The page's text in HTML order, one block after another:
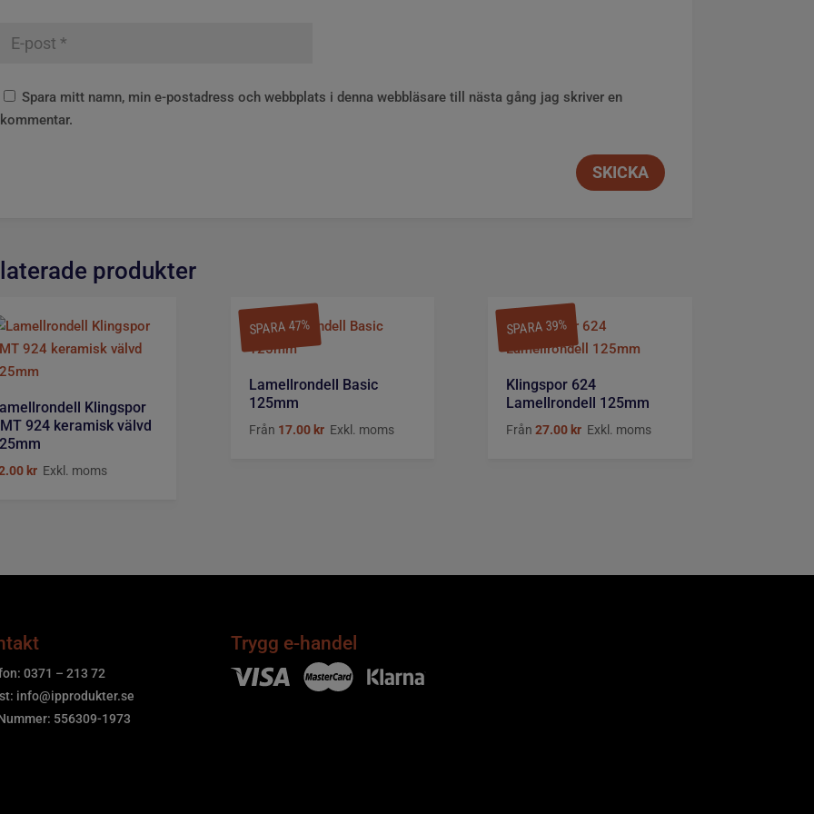
Spara mitt namn, min e-postadress och webbplats i denna webbläsare till nästa gång jag skriver en
kommentar.
produkter
Klingspor
924 keramisk välvd
krExkl. moms
SPARA 47%
Lamellrondell Basic
125mm
Från 17.00 krExkl. moms
SPARA 39%
Klingspor 624
Lamellrondell 125mm
Från27.00 kr Exkl. moms
0371 – 213 72
info@ipprodukter.se
556309-1973
Trygg e-handel